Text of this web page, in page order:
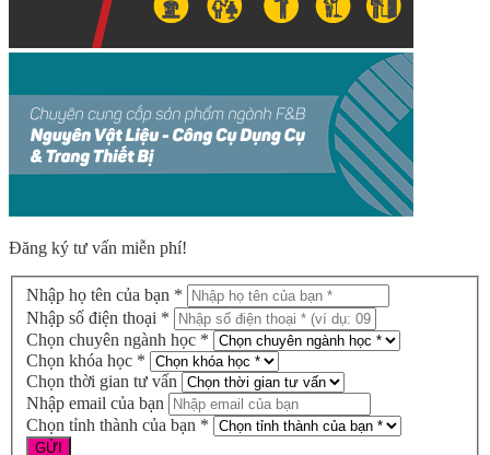
Đăng ký tư vấn miễn phí!
Nhập họ tên của bạn *
Nhập số điện thoại *
Chọn chuyên ngành học *
Chọn khóa học *
Chọn thời gian tư vấn
Nhập email của bạn
Chọn tỉnh thành của bạn *